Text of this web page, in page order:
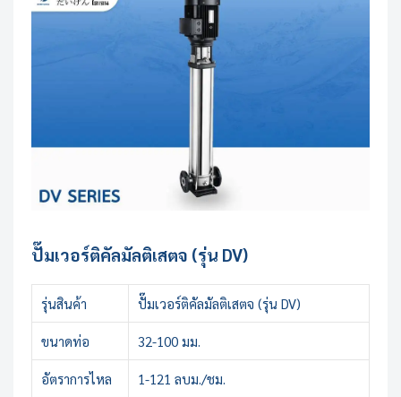
ปั๊มเวอร์ติคัลมัลติเสตจ (รุ่น DV)
รุ่นสินค้า ปั๊มเวอร์ติคัลมัลติเสตจ (รุ่น DV)
ขนาดท่อ 32-100 มม.
อัตราการไหล 1-121 ลบม./ชม.